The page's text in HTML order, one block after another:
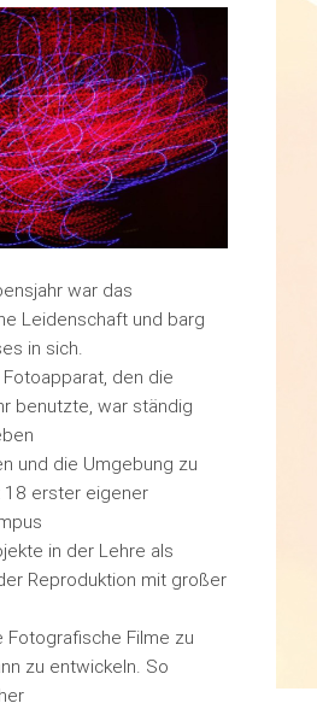
war das
Leidenschaft und barg
in sich.
den die
benutzte, war ständig
und die Umgebung zu
erster eigener
in der Lehre als
Reproduktion mit großer
Fotografische Filme zu
zu entwickeln. So